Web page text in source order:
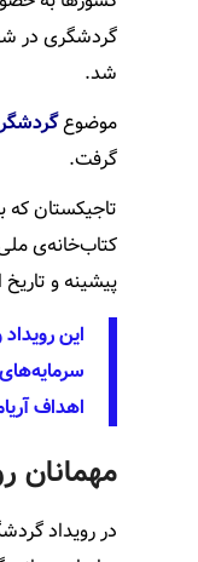
گردشگری در
شد.
موضوع
گرفت.
تاجیکستان که
کتاب‌خانه‌ی
پیشینه و
این
اهداف
مهمانان
در رویداد